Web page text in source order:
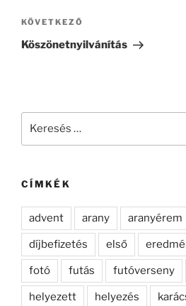
Következő
bejegyzés
KÖVETKEZŐ
Köszönetnyilvánítás
CÍMKÉK
advent arany aranyérem
díjbefizetés első
fotó futás futóverseny
helyezett helyezés